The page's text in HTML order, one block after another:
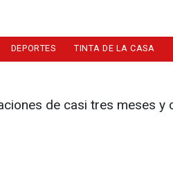
DEPORTES TINTA DE LA CASA